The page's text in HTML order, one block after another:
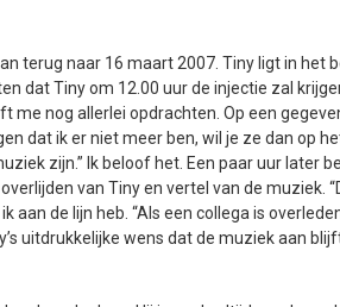
terug naar 16 maart 2007. Tiny ligt in het
dat Tiny om 12.00 uur de injectie zal
me nog allerlei opdrachten. Op een
dat ik er niet meer ben, wil je ze dan op
zijn.” Ik beloof het. Een paar uur later
van Tiny en vertel van de muziek.
aan de lijn heb. “Als een collega is
uitdrukkelijke wens dat de muziek aan